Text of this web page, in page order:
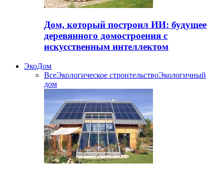
Дом, который построил ИИ: будущее
деревянного домостроения с
искусственным интеллектом
ЭкоДом
ВсеЭкологическое строительствоЭкологичный
дом